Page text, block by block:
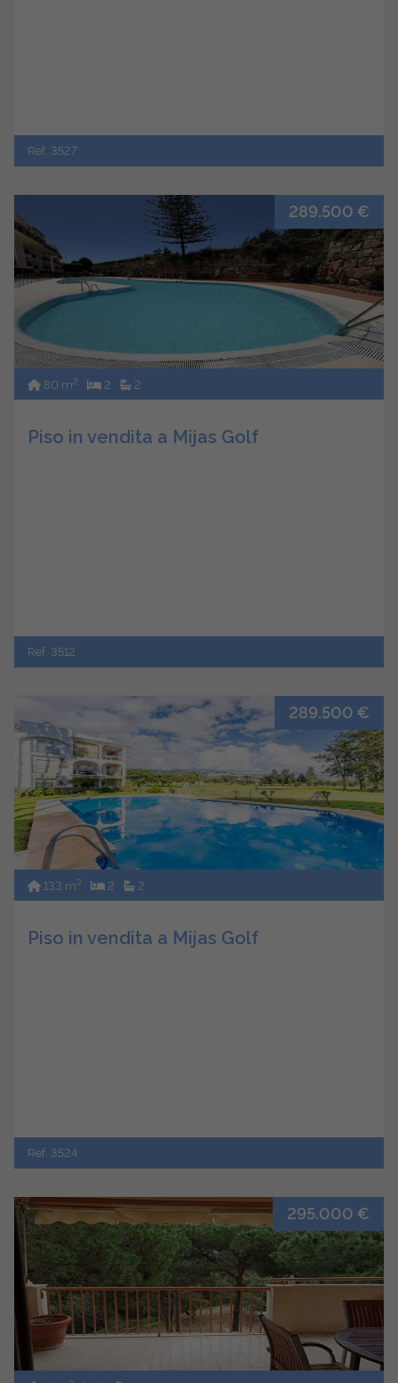
Ref. 3527
289.500 €
80 m2 2 2
Piso in vendita a Mijas Golf
Ref. 3512
289.500 €
133 m2 2 2
Piso in vendita a Mijas Golf
Ref. 3524
295.000 €